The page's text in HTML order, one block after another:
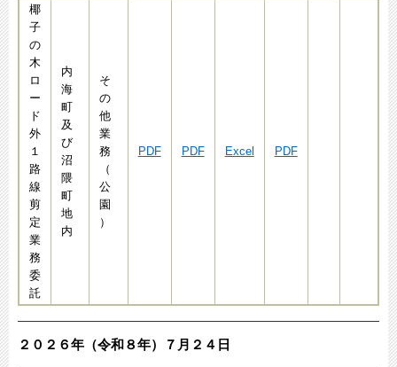
椰
子
の
木
ロ
ー
ド
外
１
路
線
剪
定
業
務
委
託
内
海
町
及
び
沼
隈
町
地
内
そ
の
他
業
務
（
公
園
）
PDF PDF Excel PDF
２０２６年（令和８年）７月２４ 日​​​​​​​​